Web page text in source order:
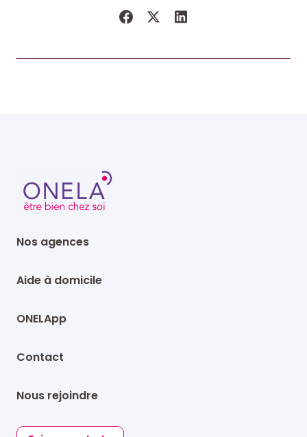
Nos agences
Aide à domicile
ONELApp
Contact
Nous rejoindre